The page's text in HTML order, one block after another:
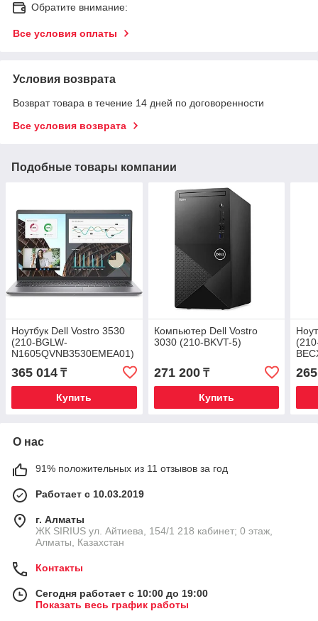
Обратите внимание:
Все условия оплаты
Условия возврата
Возврат товара в течение 14 дней по договоренности
Все условия возврата
Подобные товары компании
Ноутбук Dell Vostro 3530
(210-BGLW-
N1605QVNB3530EMEA01)
365 014 ₸
Купить
Компьютер Dell Vostro
3030 (210-BKVT-5)
271 200₸
Купить
О нас
91% положительных из 11 отзывов за год
Работает с 10.03.2019
г. Алматы
​ЖК SIRIUS​ ул. Айтиева, 154/1​ 218 кабинет; 0 этаж,
Алматы, Казахстан
Контакты
Сегодня работает с 10:00 до 19:00
Показать весь график работы